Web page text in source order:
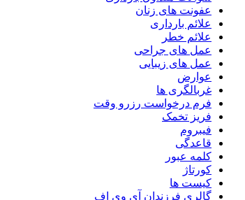
عفونت های زنان
علائم بارداری
علائم خطر
عمل های جراحی
عمل های زیبایی
عوارض
غربالگری ها
فرم درخواست رزرو وقت
فریز تخمک
فیبروم
قاعدگی
کلمه عبور
کورتاژ
کیست ها
گالری فرزندان آی وی اف